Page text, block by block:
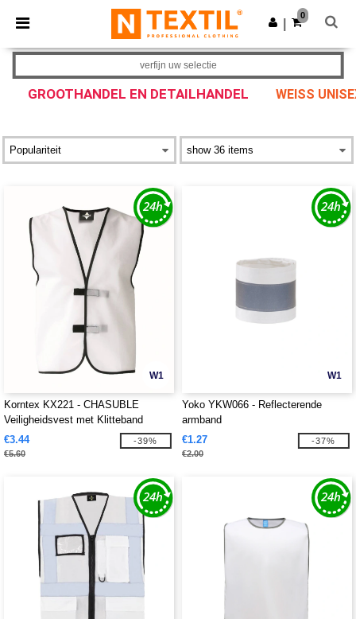
× Ntextil-app
Betere prijzen in de app!
Download app
0
GROOTHANDEL EN DETAILHANDEL WEISS
verfijn uw selectie
W1
Korntex KX221 - CHASUBLE
Veiligheidsvest met Klitteband
€3.44
€5.60
-39%
W1
Yoko YKW066 - Reflecterende
armband
€1.27
€2.00
-37%